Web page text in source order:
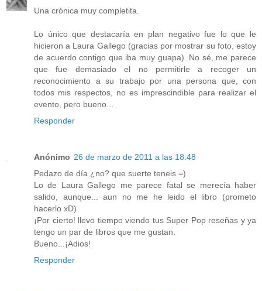
Una crónica muy completita.
Lo único que destacaría en plan negativo fue lo que le
hicieron a Laura Gallego (gracias por mostrar su foto, estoy
de acuerdo contigo que iba muy guapa). No sé, me parece
que fue demasiado el no permitirle a recoger un
reconocimiento a su trabajo por una persona que, con
todos mis respectos, no es imprescindible para realizar el
evento, pero bueno...
Responder
Anónimo 26 de marzo de 2011 a las 18:48
Pedazo de día ¿no? que suerte teneis =)
Lo de Laura Gallego me parece fatal se merecía haber
salido, aunque... aun no me he leido el libro (prometo
hacerlo xD)
¡Por cierto! llevo tiempo viendo tus Super Pop reseñas y ya
tengo un par de libros que me gustan.
Bueno...¡Adios!
Responder